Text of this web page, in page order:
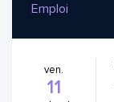
Emploi
ven.
11